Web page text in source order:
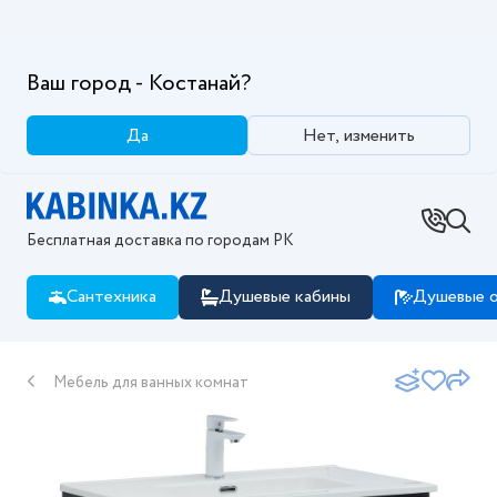
Ваш город - Костанай?
Да Нет, изменить
Бесплатная доставка по городам РК
Сантехника Душевые кабины Душевые
Мебель для ванных комнат